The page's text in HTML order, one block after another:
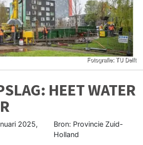
HEET WATER
2025,
Bron: Provincie Zuid-
Holland